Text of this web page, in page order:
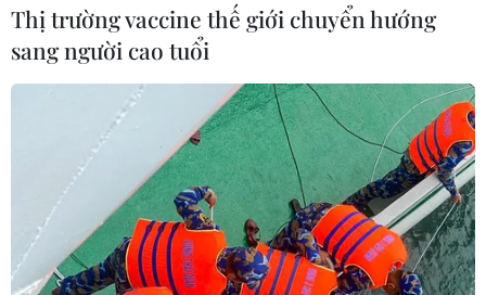
Thị trường vaccine thế giới chuyển hướng
sang người cao tuổi